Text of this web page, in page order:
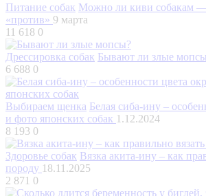
Питание собак Можно ли киви собакам
«против» 9 марта
11 618 0
Дрессировка собак Бывают ли злые
6 688 0
Выбираем щенка Белая сиба-ину –
и фото японских собак 1.12.2024
8 193 0
Здоровье собак Вязка акита-ину – как
породу 18.11.2025
2 871 0